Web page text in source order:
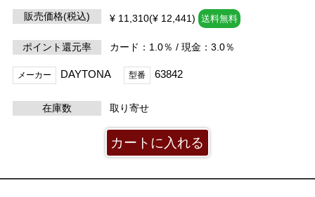
販売価格(税込) ¥ 11,310(¥ 12,441) 送料無料
ポイント還元率 カード：1.0％ / 現金：3.0％
メーカー DAYTONA 型番 63842
在庫数 取り寄せ